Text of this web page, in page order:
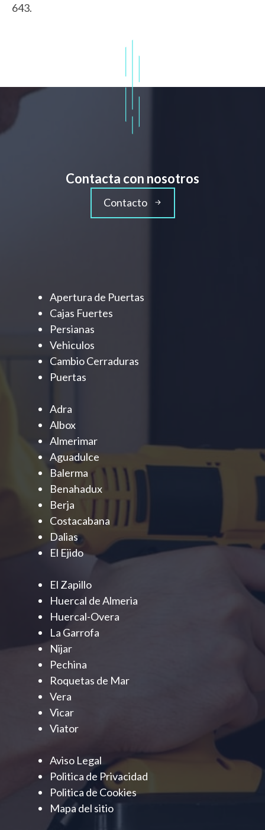
643.
Contacta con nosotros
Contacto
Apertura de Puertas
Cajas Fuertes
Persianas
Vehiculos
Cambio Cerraduras
Puertas
Adra
Albox
Almerimar
Aguadulce
Balerma
Benahadux
Berja
Costacabana
Dalias
El Ejido
El Zapillo
Huercal de Almeria
Huercal-Overa
La Garrofa
Nijar
Pechina
Roquetas de Mar
Vera
Vicar
Viator
Aviso Legal
Politica de Privacidad
Politica de Cookies
Mapa del sitio